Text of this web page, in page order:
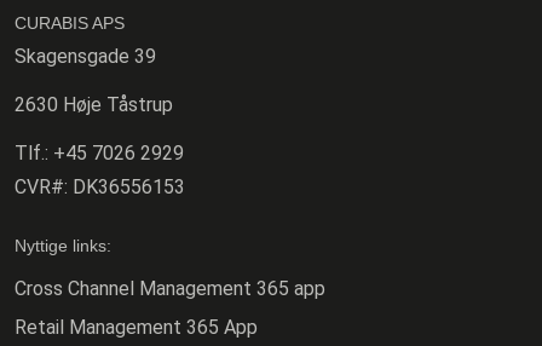
CURABIS APS
Skagensgade 39
2630 Høje Tåstrup
Tlf.: +45 7026 2929
CVR#: DK36556153
Nyttige links:
Cross Channel Management 365 app
Retail Management 365 App